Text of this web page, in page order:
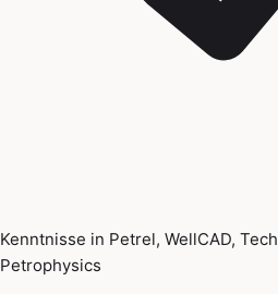
Kenntnisse in Petrel, WellCAD,
Petrophysics